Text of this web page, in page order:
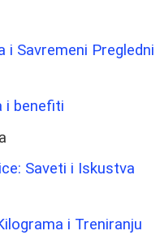
i Savremeni Pregledni
i benefiti
Saveti i Iskustva
i Treniranju